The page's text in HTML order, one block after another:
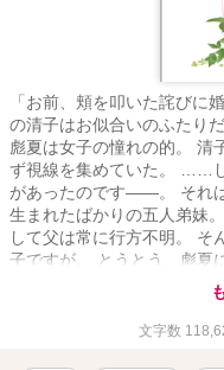
「お前、頬を叩いた詫びに
の清子はお似合いのふたり
彪夏は女子の憧れの的。 清
ず視線を集めていた。 ……
があったのです――。 それ
生まれたばかりの五人弟妹
して父は常に行方不明。 そ
子ですが。 とうとう、彪夏
子持ちと間違われてついひ
をする羽目に。 しかも貧乏
る、清子!? 河守清子 かわ
文字数